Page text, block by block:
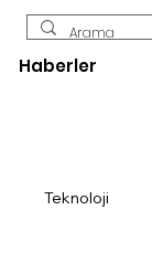
Haberler
Teknoloji